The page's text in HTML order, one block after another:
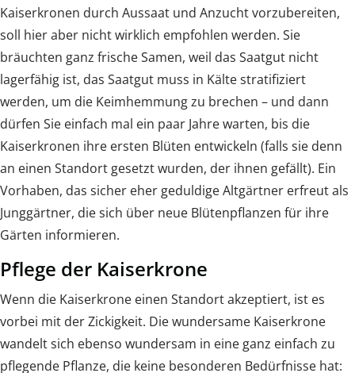
Kaiserkronen durch Aussaat und Anzucht vorzubereiten,
soll hier aber nicht wirklich empfohlen werden. Sie
bräuchten ganz frische Samen, weil das Saatgut nicht
lagerfähig ist, das Saatgut muss in Kälte stratifiziert
werden, um die Keimhemmung zu brechen – und dann
dürfen Sie einfach mal ein paar Jahre warten, bis die
Kaiserkronen ihre ersten Blüten entwickeln (falls sie denn
an einen Standort gesetzt wurden, der ihnen gefällt). Ein
Vorhaben, das sicher eher geduldige Altgärtner erfreut als
Junggärtner, die sich über neue Blütenpflanzen für ihre
Gärten informieren.
Pflege der Kaiserkrone
Wenn die Kaiserkrone einen Standort akzeptiert, ist es
vorbei mit der Zickigkeit. Die wundersame Kaiserkrone
wandelt sich ebenso wundersam in eine ganz einfach zu
pflegende Pflanze, die keine besonderen Bedürfnisse hat: